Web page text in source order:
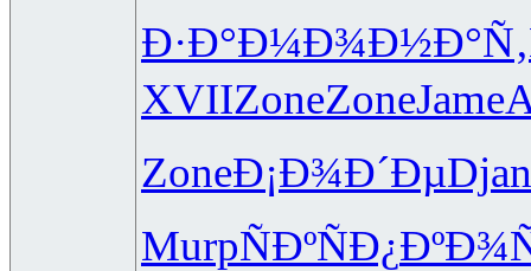
Ð·Ð°Ð¼Ð¾
XVIIZoneZoneJame
ZoneÐ¡Ð¾Ð´ÐµDjan
MurpÑÐºÑÐ¿